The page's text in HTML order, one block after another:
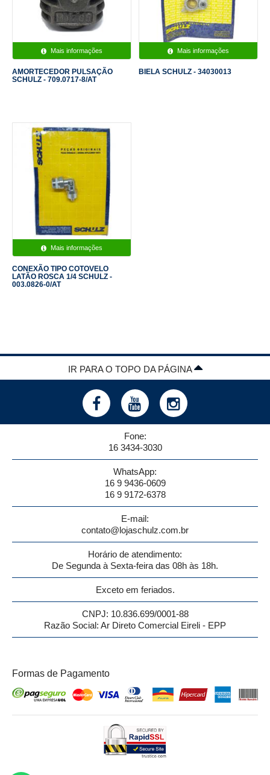
Mais informações
AMORTECEDOR PULSAÇÃO
SCHULZ - 709.0717-8/AT
Mais informações
BIELA SCHULZ - 34030013
Mais informações
CONEXÃO TIPO COTOVELO
LATÃO ROSCA 1/4 SCHULZ -
003.0826-0/AT
IR PARA O TOPO DA PÁGINA
Fone:
16 3434-3030
WhatsApp:
16 9 9436-0609
16 9 9172-6378
E-mail:
contato@lojaschulz.com.br
Horário de atendimento:
De Segunda à Sexta-feira das 08h às 18h.
Exceto em feriados.
CNPJ: 10.836.699/0001-88
Razão Social: Ar Direto Comercial Eireli - EPP
Formas de Pagamento